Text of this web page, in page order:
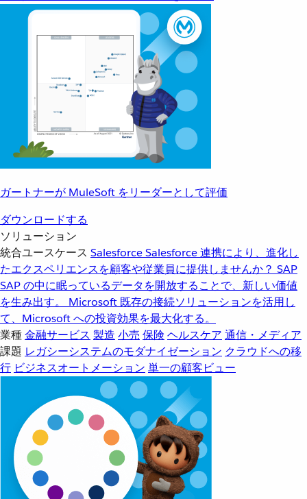
ガートナーが MuleSoft をリーダーとして評価
ダウンロードする
ソリューション
統合ユースケース SalesforceSalesforce 連携により、進化し
たエクスペリエンスを顧客や従業員に提供しませんか？ SAP
SAP の中に眠っているデータを開放することで、新しい価値
を生み出す。
Microsoft 既存の接続ソリューションを活用し
て、Microsoft への投資効果を最大化する。
業種金融サービス 製造 小売 保険 ヘルスケア 通信・メディア
課題 レガシーシステムのモダナイゼーション クラウドへの移
行 ビジネスオートメーション 単一の顧客ビュー